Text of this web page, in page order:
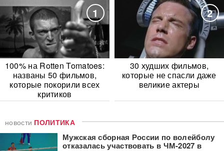
1
100% на Rotten Tomatoes:
названы 50 фильмов,
которые покорили всех
критиков
2
30 худших фильмов,
которые не спасли даже
великие актеры
новости ПОЛИТИКА
Мужская сборная России по волейболу
отказалась участвовать в ЧМ-2027 в